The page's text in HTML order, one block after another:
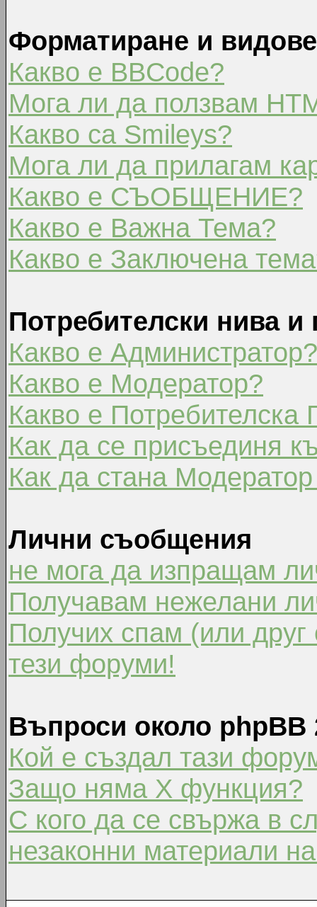
Форматиране и
Какво е BBCode?
Мога ли да ползвам
Какво са Smileys?
Мога ли да прилагам
Какво е СЪОБЩЕНИЕ?
Какво е Важна Тема?
Какво е Заключена
Потребителски нива и
Какво е Администратор?
Какво е Модератор?
Какво е Потребителска
Как да се присъединя
Как да стана
Лични съобщения
не мога да изпращам
Получавам нежелани
Получих спам (или
тези форуми!
Въпроси около phpBB
Кой е създал тази
Защо няма X функция?
С кого да се свържа в
незаконни материали